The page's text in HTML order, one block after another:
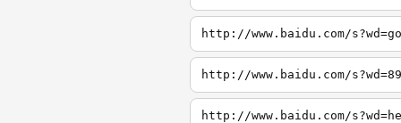
http://www.baidu.com/
http://www.baidu.com/
http://www.baidu.com/